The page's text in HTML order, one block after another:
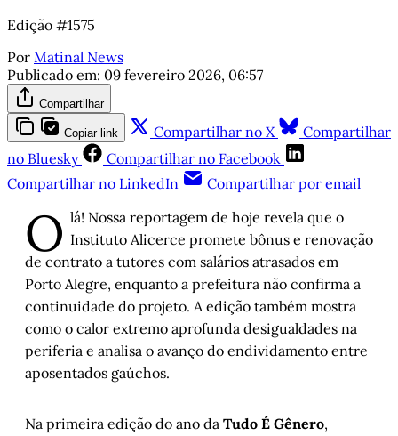
Edição #1575
Por Matinal News
Publicado em: 09 fevereiro 2026, 06:57
Compartilhar
Copiar link Compartilhar no X
Compartilhar
no Bluesky
Compartilhar no Facebook
Compartilhar no LinkedIn
Compartilhar por email
O lá! Nossa reportagem de hoje revela que o
Instituto Alicerce promete bônus e renovação
de contrato a tutores com salários atrasados em
Porto Alegre, enquanto a prefeitura não confirma a
continuidade do projeto. A edição também mostra
como o calor extremo aprofunda desigualdades na
periferia e analisa o avanço do endividamento entre
aposentados gaúchos.
Na primeira edição do ano da Tudo É Gênero,